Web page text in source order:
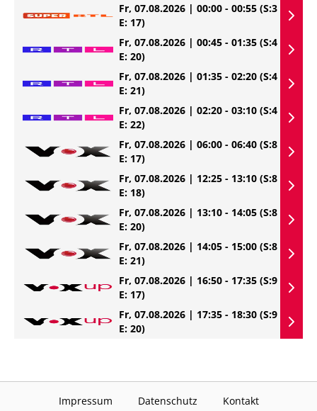
Fr, 07.08.2026 | 00:00 - 00:55 (S:3
E: 17)
Fr, 07.08.2026 | 00:45 - 01:35 (S:4
E: 20)
Fr, 07.08.2026 | 01:35 - 02:20 (S:4
E: 21)
Fr, 07.08.2026 | 02:20 - 03:10 (S:4
E: 22)
Fr, 07.08.2026 | 06:00 - 06:40 (S:8
E: 17)
Fr, 07.08.2026 | 12:25 - 13:10 (S:8
E: 18)
Fr, 07.08.2026 | 13:10 - 14:05 (S:8
E: 20)
Fr, 07.08.2026 | 14:05 - 15:00 (S:8
E: 21)
Fr, 07.08.2026 | 16:50 - 17:35 (S:9
E: 17)
Fr, 07.08.2026 | 17:35 - 18:30 (S:9
E: 20)
Impressum Datenschutz Kontakt